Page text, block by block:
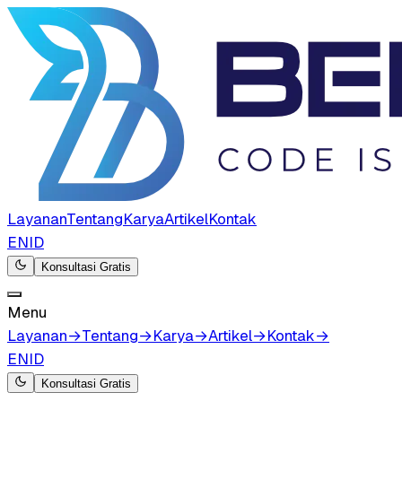
LayananTentangKaryaArtikelKontak
ENID
Konsultasi Gratis
Menu
Layanan→Tentang→Karya→Artikel→Kontak→
ENID
Konsultasi Gratis